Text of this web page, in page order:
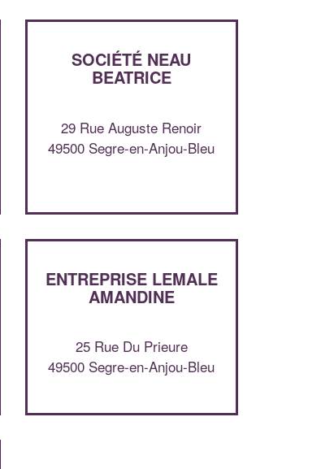
SOCIÉTÉ NEAU
BEATRICE
29 Rue Auguste Renoir
49500 Segre-en-Anjou-Bleu
ENTREPRISE LEMALE
AMANDINE
25 Rue Du Prieure
49500 Segre-en-Anjou-Bleu
✕
Vous êtes un
Augmentez votrechiffre d'affaires